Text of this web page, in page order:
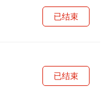
已结束
已结束